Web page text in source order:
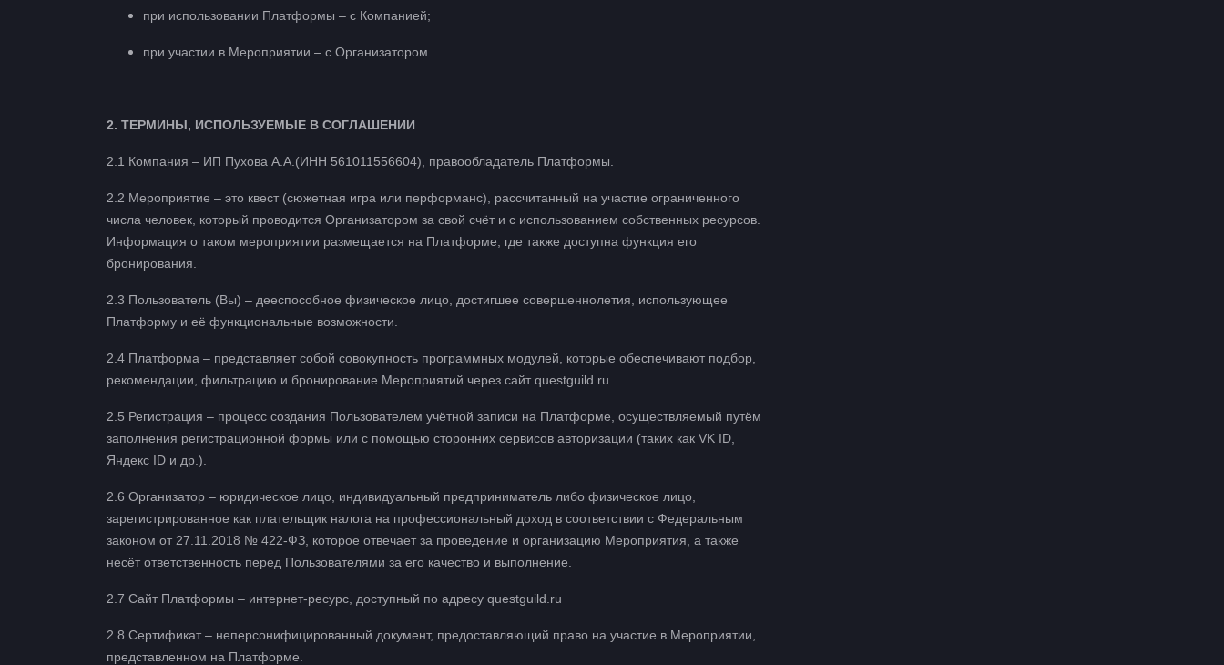
при использовании Платформы – с Компанией;
при участии в Мероприятии – с Организатором.
2. ТЕРМИНЫ, ИСПОЛЬЗУЕМЫЕ В СОГЛАШЕНИИ
2.1 Компания – ИП Пухова А.А.(ИНН 561011556604), правообладатель Платформы.
2.2 Мероприятие – это квест (сюжетная игра или перформанс), рассчитанный на участие ограниченного
числа человек, который проводится Организатором за свой счёт и с использованием собственных ресурсов.
Информация о таком мероприятии размещается на Платформе, где также доступна функция его
бронирования.
2.3 Пользователь (Вы) – дееспособное физическое лицо, достигшее совершеннолетия, использующее
Платформу и её функциональные возможности.
2.4 Платформа – представляет собой совокупность программных модулей, которые обеспечивают подбор,
рекомендации, фильтрацию и бронирование Мероприятий через сайт questguild.ru.
2.5 Регистрация – процесс создания Пользователем учётной записи на Платформе, осуществляемый путём
заполнения регистрационной формы или с помощью сторонних сервисов авторизации (таких как VK ID,
Яндекс ID и др.).
2.6 Организатор – юридическое лицо, индивидуальный предприниматель либо физическое лицо,
зарегистрированное как плательщик налога на профессиональный доход в соответствии с Федеральным
законом от 27.11.2018 № 422-ФЗ, которое отвечает за проведение и организацию Мероприятия, а также
несёт ответственность перед Пользователями за его качество и выполнение.
2.7 Сайт Платформы – интернет-ресурс, доступный по адресу questguild.ru
2.8 Сертификат – неперсонифицированный документ, предоставляющий право на участие в Мероприятии,
представленном на Платформе.